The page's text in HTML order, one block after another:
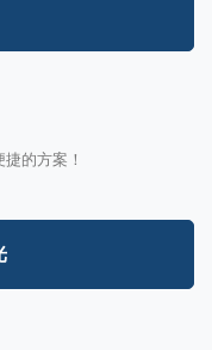
的方案！